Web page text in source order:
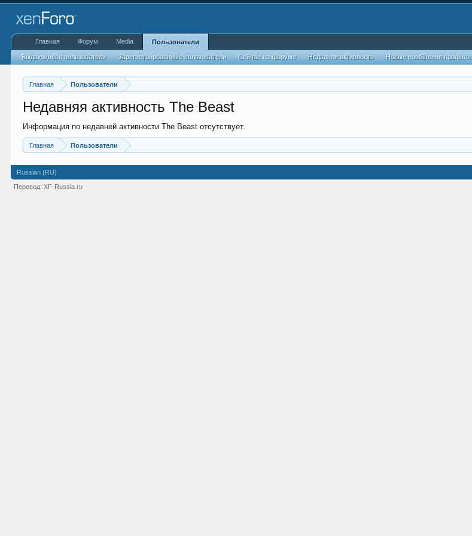
Главная Пользователи
Недавняя активность The Beast
Информация по недавней активности The Beast отсутствует.
Главная Пользователи
Главная Форум Media Пользователи
Выдающиеся пользователи Зарегистрированные пользователи Сейчас на форуме Недавняя активность Новые сообщения профиля
Russian (RU)
Перевод:XF-Russia.ru